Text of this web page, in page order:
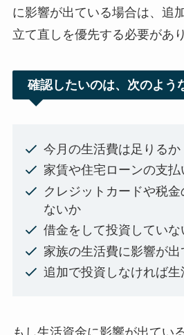
に影響が出ている場合は、追
立て直しを優先する必要があ
確認したいのは、次のよう
今月の生活費は足りるか
家賃や住宅ローンの支
クレジットカードや税
ないか
借金をして投資していな
家族の生活費に影響が
追加で投資しなければ